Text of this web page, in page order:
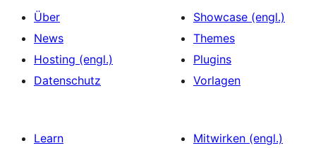
Über
News
Hosting (engl.)
Datenschutz
Showcase (engl.)
Themes
Plugins
Vorlagen
Learn
Mitwirken (engl.)